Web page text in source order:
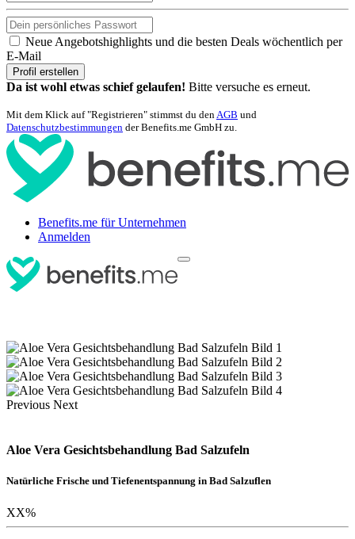
Neue Angebotshighlights und die besten Deals wöchentlich per
E-Mail
Profil erstellen
Da ist wohl etwas schief gelaufen! Bitte versuche es erneut.
Mit dem Klick auf "Registrieren" stimmst du denAGB und
Datenschutzbestimmungen der Benefits.me GmbH zu.
Benefits.me für Unternehmen
Anmelden
Previous Next
Aloe Vera Gesichtsbehandlung Bad Salzufeln
Natürliche Frische und Tiefenentspannung in Bad Salzuflen
XX%